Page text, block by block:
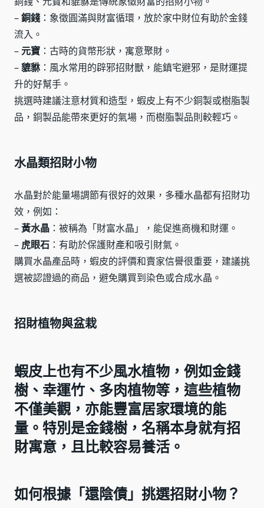
–銅錢 ：象徵圓滿與財富循環，放於家中財位有助於金錢
流入。
– 元寶 ：古時的貨幣形狀，寓意聚財。
–貔貅 ：風水常用的辟邪招財獸，能鎮宅避邪，是財運提
升的好幫手。
挑選時建議注意材質和造型，蝦皮上有不少銅製或樹脂製
品，銅製品能帶來更好的氣場，而樹脂製品則較輕巧。
水晶類招財小物
水晶對於能量場調節有很好的效果，多種水晶都有招財功
效，例如：
–黃水晶 ：被稱為「財富水晶」，能促進商機和財運。
– 虎眼石 ：有助於保護財產和吸引財氣。
購買水晶產品時，蝦皮的評價和賣家信譽很重要，建議挑
選被認證過的商品，避免購買到染色或合成水晶。
招財植物與盆栽
蝦皮上也有不少風水植物，例如金錢
樹、幸運竹、多肉植物等，這些植物
不僅美觀，亦能豐富居家環境的能
量。特別是金錢樹，名稱本身就有招
財寓意，且比較容易養活。
如何根據「還陰債」挑選招財小物？